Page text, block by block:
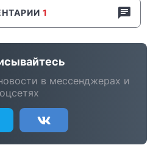
1
в мессенджерах и